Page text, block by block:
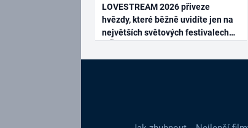
LOVESTREAM 2026 přiveze
hvězdy, které běžně uvidíte jen na
největších světových festivalech